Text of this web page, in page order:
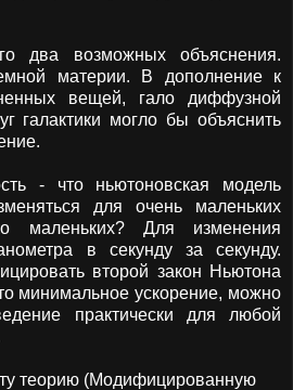
два возможных объяснения.
материи. В дополнение к
вещей, гало диффузной
галактики могло бы объяснить
- что ньютоновская модель
для очень маленьких
маленьких? Для изменения
в секунду за секунду.
второй закон Ньютона
минимальное ускорение, можно
практически для любой
теорию (Модифицированную